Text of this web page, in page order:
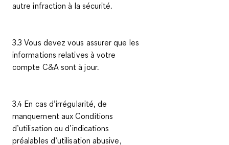
autre infraction à la sécurité.
3.3 Vous devez vous assurer que les
informations relatives à votre
compte C&A sont à jour.
3.4 En cas d’irrégularité, de
manquement aux Conditions
d’utilisation ou d’indications
préalables d’utilisation abusive,